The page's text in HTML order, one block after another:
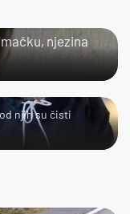
njezina
njih su čisti